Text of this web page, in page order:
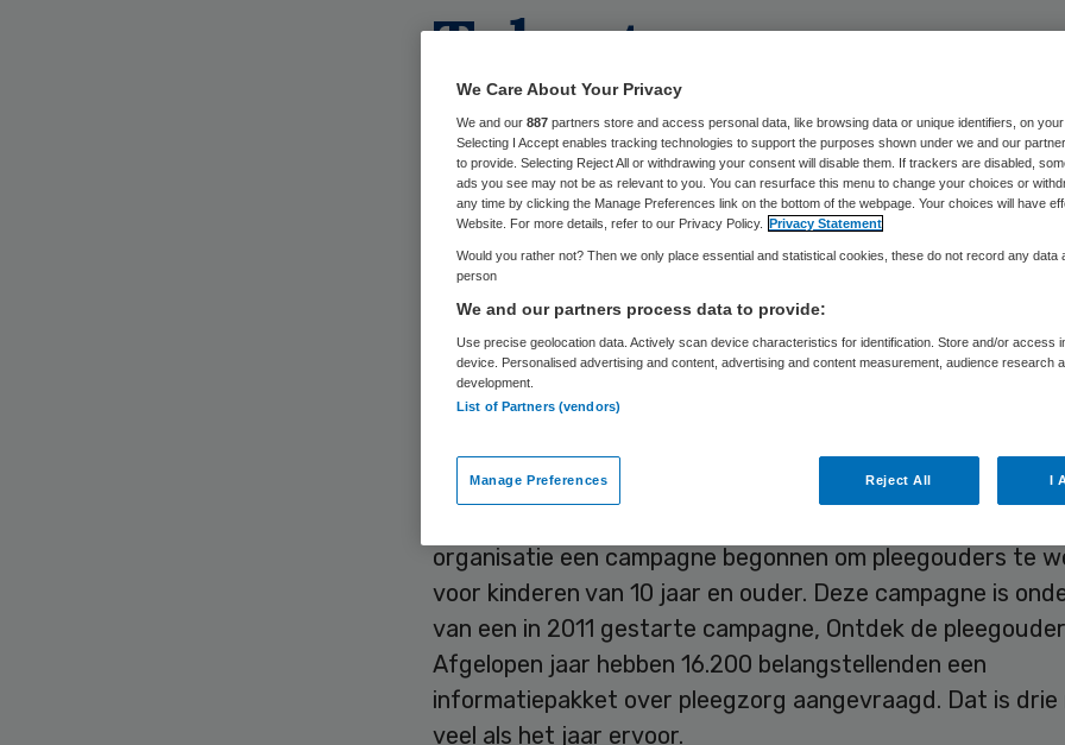
Tekort aan
pleegouders voor
pubers
Dat er een tekort is aan pleegouders in Nederland is al
pleegouders voor pubers.
organisatie een campagne begonnen om pleegouders te
voor kinderen van 10 jaar en ouder. Deze campagne is
van een in 2011 gestarte campagne, Ontdek de
Afgelopen jaar hebben 16.200 belangstellenden een
informatiepakket over pleegzorg aangevraagd. Dat is drie
veel als het jaar ervoor.
We Care About Your Privacy
We and our 887 partners store and access personal data, like browsing data or unique identifiers, on your
Selecting I Accept enables tracking technologies to support the purposes shown under we and our
to provide. Selecting Reject All or withdrawing your consent will disable them. If trackers are disabled,
ads you see may not be as relevant to you. You can resurface this menu to change your choices or
any time by clicking the Manage Preferences link on the bottom of the webpage. Your choices will have
Website. For more details, refer to our Privacy Policy. Privacy Statement
Would you rather not? Then we only place essential and statistical cookies, these do not record any data
person
We and our partners process data to provide:
Use precise geolocation data. Actively scan device characteristics for identification. Store and/or access
device. Personalised advertising and content, advertising and content measurement, audience research
development.
List of Partners (vendors)
Manage Preferences Reject All I